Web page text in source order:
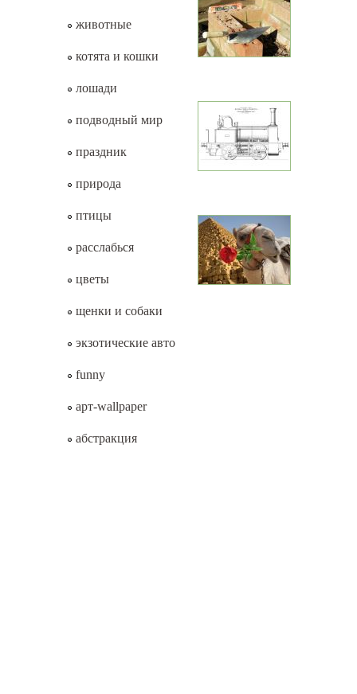
животные
котята и кошки
лошади
подводный мир
праздник
природа
птицы
расслабься
цветы
щенки и собаки
экзотические авто
funny
арт-wallpaper
абстракция